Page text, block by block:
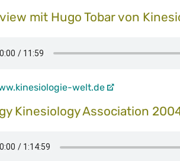
mit Hugo Tobar von
welt.de
Kinesiology Association